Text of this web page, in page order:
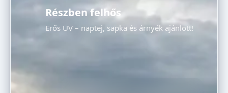
Részben felhős
Erős UV – naptej, sapka és árnyék ajánlott!